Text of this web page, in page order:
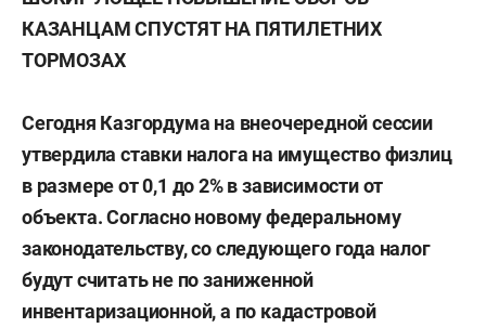
КАЗАНЦАМ СПУСТЯТ НА ПЯТИЛЕТНИХ
ТОРМОЗАХ
Сегодня Казгордума на внеочередной сессии
утвердила ставки налога на имущество физлиц
в размере от 0,1 до 2% в зависимости от
объекта. Согласно новому федеральному
законодательству, со следующего года налог
будут считать не по заниженной
инвентаризационной, а по кадастровой